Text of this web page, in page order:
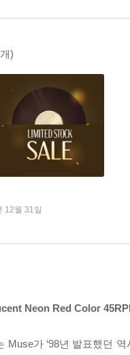
)
12월 31일
Neon Red Color
Muse가 ‘98년 발표했던